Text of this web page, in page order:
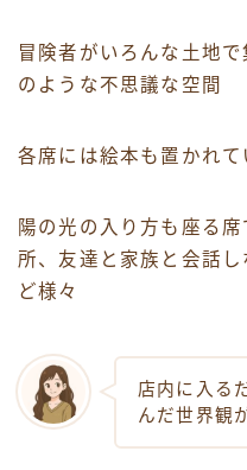
冒険者がいろんな土地
のような不思議な空間
各席には絵本も置かれ
陽の光の入り方も座る
所、友達と家族と会話
ど様々
店内に入る
んだ世界観